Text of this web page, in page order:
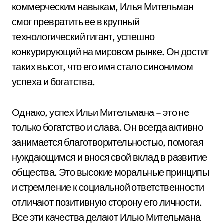
коммерческим навыкам, Илья Мительман
смог превратить ее в крупный
технологический гигант, успешно
конкурирующий на мировом рынке. Он достиг
таких высот, что его имя стало синонимом
успеха и богатства.
Однако, успех Ильи Мительмана – это не
только богатство и слава. Он всегда активно
занимается благотворительностью, помогая
нуждающимся и внося свой вклад в развитие
общества. Это высокие моральные принципы
и стремление к социальной ответственности
отличают позитивную сторону его личности.
Все эти качества делают Илью Мительмана